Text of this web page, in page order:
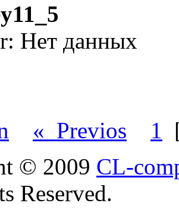
Нет данных
« Previos 1
© 2009 CL-
Reserved.